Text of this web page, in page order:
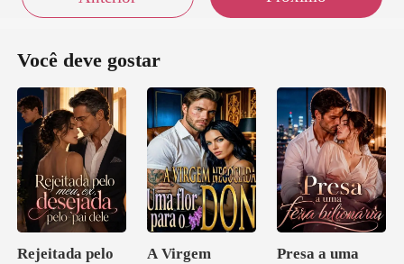
Você deve gostar
Rejeitada pelo
A Virgem
Presa a uma